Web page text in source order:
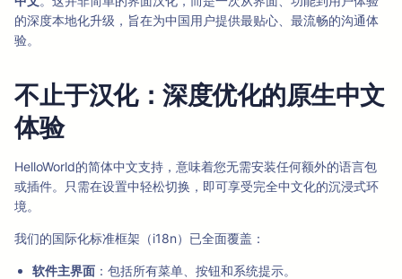
的深度本地化升级，旨在为中国用户提供最贴心、最流畅的沟通体
验。
不止于汉化：深度优化的原生中文
体验
HelloWorld的简体中文支持，意味着您无需安装任何额外的语言包
或插件。只需在设置中轻松切换，即可享受完全中文化的沉浸式环
境。
我们的国际化标准框架（i18n）已全面覆盖：
软件主界面 ：包括所有菜单、按钮和系统提示。